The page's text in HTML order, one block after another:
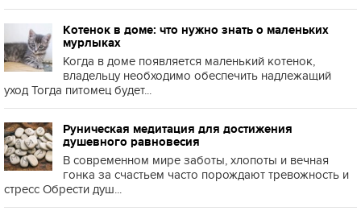
Котенок в доме: что нужно знать о маленьких
мурлыках
Когда в доме появляется маленький котенок,
владельцу необходимо обеспечить надлежащий
уход Тогда питомец будет...
Руническая медитация для достижения
душевного равновесия
В современном мире заботы, хлопоты и вечная
гонка за счастьем часто порождают тревожность и
стресс Обрести душ...